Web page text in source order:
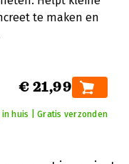
te maken en
€ 21,99
huis | Gratis verzonden